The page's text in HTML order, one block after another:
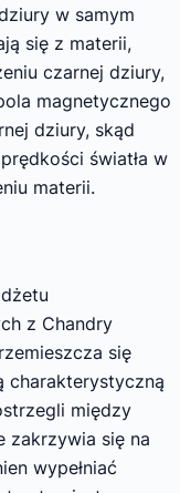
w samym
się z materii,
czarnej dziury,
magnetycznego
dziury, skąd
światła w
materii.
z Chandry
się
charakterystyczną
między
zakrzywia się na
wypełniać